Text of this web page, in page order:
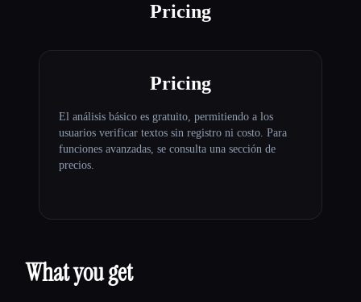
Pricing
Pricing
El análisis básico es gratuito, permitiendo a los
usuarios verificar textos sin registro ni costo. Para
funciones avanzadas, se consulta una sección de
precios.
What you get